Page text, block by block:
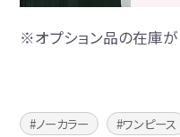
※オプション品の在庫
ノーカラー ワンピース